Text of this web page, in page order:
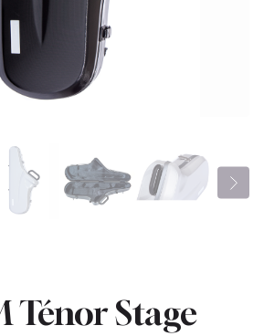
Ténor Stage